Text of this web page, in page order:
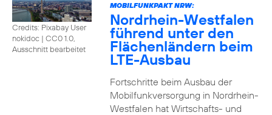
Credits: Pixabay User
nokidoc | CC0 1.0,
Ausschnitt bearbeitet
MOBILFUNKPAKT NRW:
Nordrhein-Westfalen
führend unter den
Flächenländern beim
LTE-Ausbau
Fortschritte beim Ausbau der
Mobilfunkversorgung in Nordrhein-
Westfalen hat Wirtschafts- und